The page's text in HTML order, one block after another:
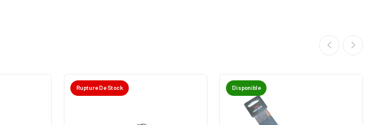
Rupture De Stock Disponible